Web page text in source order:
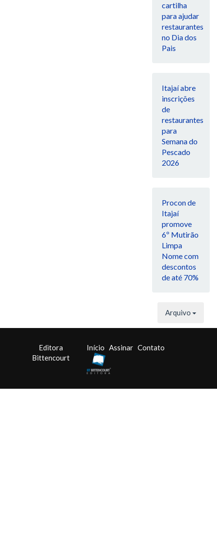
cartilha
para ajudar
restaurantes
no Dia dos
Pais
Itajaí abre
inscrições
de
restaurantes
para
Semana do
Pescado
2026
Procon de
Itajaí
promove
6º Mutirão
Limpa
Nome com
descontos
de até 70%
Arquivo
Editora
Bittencourt
Início Assinar Contato